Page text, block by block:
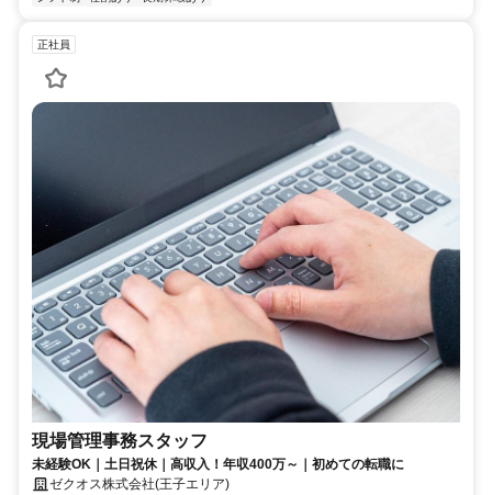
正社員
現場管理事務スタッフ
未経験OK｜土日祝休｜高収入！年収400万～｜初めての転職に
ゼクオス株式会社(王子エリア)